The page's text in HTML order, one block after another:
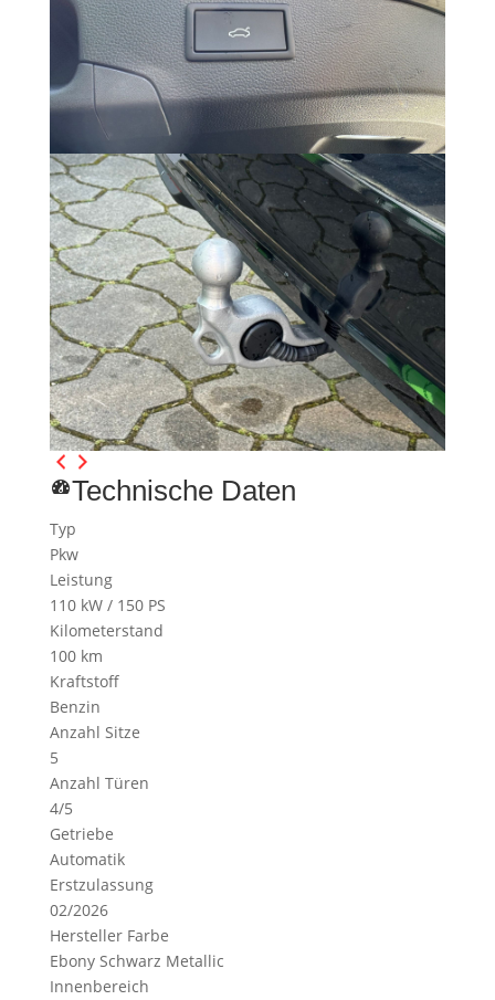
Technische Daten
Typ
Pkw
Leistung
110 kW / 150 PS
Kilometerstand
100 km
Kraftstoff
Benzin
Anzahl Sitze
5
Anzahl Türen
4/5
Getriebe
Automatik
Erstzulassung
02/2026
Hersteller Farbe
Ebony Schwarz Metallic
Innenbereich